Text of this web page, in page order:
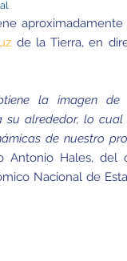
aproximadamente
de la Tierra, en
la imagen de
alrededor, lo cual
de nuestro
Hales, del
Nacional de